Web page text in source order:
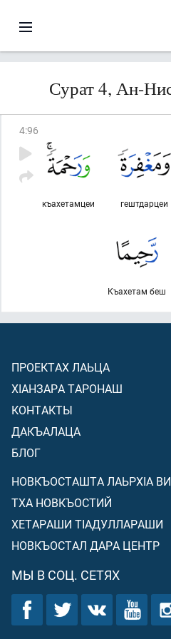
Сурат 4, Ан-
4:96
гештдарцеи
къахетамцеи
Къахетам беш
ПРОЕКТАХ ЛАЬЦА
ХIАНЗАРА ТАРОНАШ
КОНТАКТЫ
ДАКЪАЛАЦА
БЛОГ
НОВКЪОСТАШТА ЛАЬРХIА
ТХА НОВКЪОСТИЙ
ХЕТАРАШИ ТIАДУЛЛАРАШИ
НОВКЪОСТАЛ ДАРА ЦЕНТР
МЫ В СОЦ. СЕТЯХ